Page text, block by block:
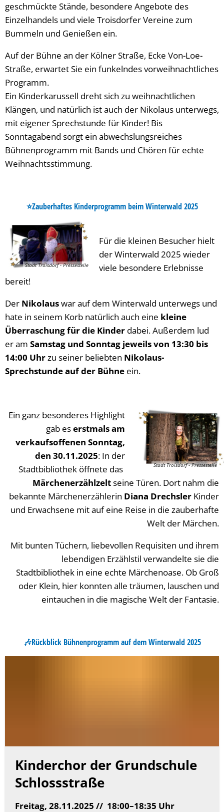
geschmückte Stände, besondere Angebote des
Einzelhandels und viele Troisdorfer Vereine zum
Bummeln und Genießen ein.
Auf der Bühne an der Kölner Straße, Ecke Von-Loe-
Straße, erwartet Sie ein funkelndes vorweihnachtliches
Programm.
Ein Kinderkarussell dreht sich zu weihnachtlichen
Klängen, und natürlich ist auch der Nikolaus unterwegs,
mit eigener Sprechstunde für Kinder! Bis
Sonntagabend sorgt ein abwechslungsreiches
Bühnenprogramm mit Bands und Chören für echte
Weihnachtsstimmung.
⭐Zauberhaftes Kinderprogramm beim Winterwald 2025
Stadt Troisdorf - Pressestelle
Für die kleinen Besucher hielt
der Winterwald 2025 wieder
viele besondere Erlebnisse
bereit!
Der Nikolauswar auf dem Winterwald unterwegs und
hate in seinem Korb natürlich auch eine kleine
Überraschung für die Kinder dabei. Außerdem lud
er am Samstag und Sonntag jeweils von 13:30 bis
14:00 Uhrzu seiner beliebten Nikolaus-
Sprechstunde auf der Bühne ein.
Stadt Troisdorf - Pressestelle
Ein ganz besonderes Highlight
gab eserstmals am
verkaufsoffenen Sonntag,
den 30.11.2025: In der
Stadtbibliothek öffnete das
Märchenerzählzeltseine Türen. Dort nahm die
bekannte Märchenerzählerin Diana Drechsler Kinder
und Erwachsene mit auf eine Reise in die zauberhafte
Welt der Märchen.
Mit bunten Tüchern, liebevollen Requisiten und ihrem
lebendigen Erzählstil verwandelte sie die
Stadtbibliothek in eine echte Märchenoase. Ob Groß
oder Klein, hier konnten alle träumen, lauschen und
eintauchen in die magische Welt der Fantasie.
🎶Rückblick Bühnenprogramm auf dem Winterwald 2025
Kinderchor der Grundschule
Schlossstraße
Freitag, 28.11.2025 // 18:00–18:35 Uhr